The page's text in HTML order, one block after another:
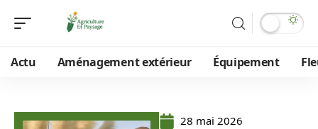
Actu Aménagement extérieur Équipement
28 mai 2026